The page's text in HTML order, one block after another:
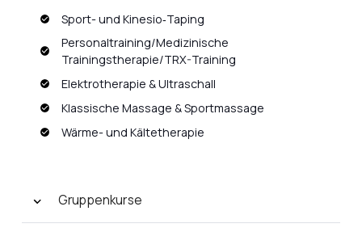
Sport- und Kinesio‐Taping
Personaltraining/Medizinische
Trainingstherapie/TRX-Training
Elektrotherapie & Ultraschall
Klassische Massage & Sportmassage
Wärme- und Kältetherapie
Gruppenkurse